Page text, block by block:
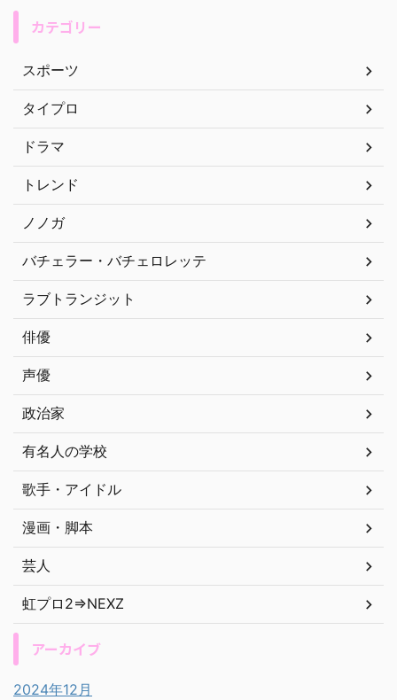
カテゴリー
スポーツ
タイプロ
ドラマ
トレンド
ノノガ
バチェラー・バチェロレッテ
ラブトランジット
俳優
声優
政治家
有名人の学校
歌手・アイドル
漫画・脚本
芸人
虹プロ2⇒NEXZ
アーカイブ
2024年12月